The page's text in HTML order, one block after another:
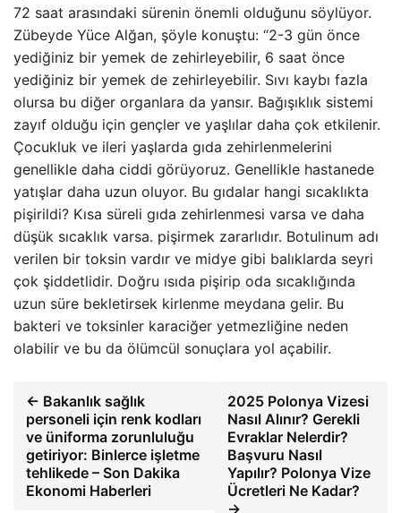
72 saat arasındaki sürenin önemli olduğunu söylüyor.
Zübeyde Yüce Alğan, şöyle konuştu: “2-3 gün önce
yediğiniz bir yemek de zehirleyebilir, 6 saat önce
yediğiniz bir yemek de zehirleyebilir. Sıvı kaybı fazla
olursa bu diğer organlara da yansır. Bağışıklık sistemi
zayıf olduğu için gençler ve yaşlılar daha çok etkilenir.
Çocukluk ve ileri yaşlarda gıda zehirlenmelerini
genellikle daha ciddi görüyoruz. Genellikle hastanede
yatışlar daha uzun oluyor. Bu gıdalar hangi sıcaklıkta
pişirildi? Kısa süreli gıda zehirlenmesi varsa ve daha
düşük sıcaklık varsa. pişirmek zararlıdır. Botulinum adı
verilen bir toksin vardır ve midye gibi balıklarda seyri
çok şiddetlidir. Doğru ısıda pişirip oda sıcaklığında
uzun süre bekletirsek kirlenme meydana gelir. Bu
bakteri ve toksinler karaciğer yetmezliğine neden
olabilir ve bu da ölümcül sonuçlara yol açabilir.
← Bakanlık sağlık
personeli için renk kodları
ve üniforma zorunluluğu
getiriyor: Binlerce işletme
tehlikede – Son Dakika
Ekonomi Haberleri
2025 Polonya Vizesi
Nasıl Alınır? Gerekli
Evraklar Nelerdir?
Başvuru Nasıl
Yapılır? Polonya Vize
Ücretleri Ne Kadar?
→